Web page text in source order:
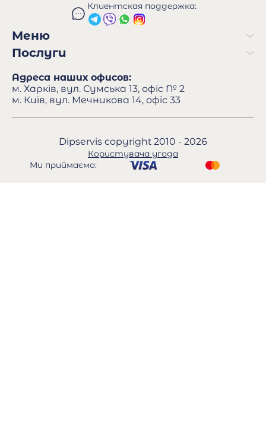
Клиентская поддержка:
Меню
Послуги
Адреса наших офисов:
м. Харків, вул. Сумська 13, офіс № 2
м. Київ, вул. Мечникова 14, офіс 33
Dipservis copyright 2010 - 2026
Користувача угода
Ми приймаємо: